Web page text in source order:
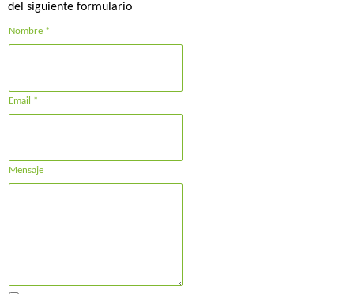
del siguiente formulario
Nombre *
Email *
Mensaje